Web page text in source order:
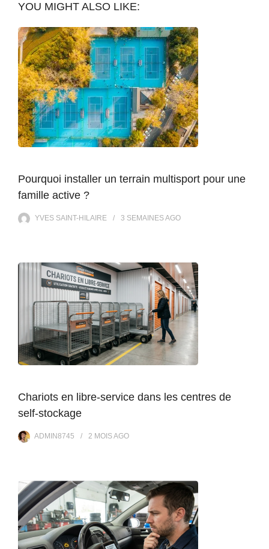
YOU MIGHT ALSO LIKE:
Pourquoi installer un terrain multisport pour une
famille active ?
YVES SAINT-HILAIRE 3 SEMAINESAGO
Chariots en libre-service dans les centres de
self-stockage
ADMIN8745 2 MOISAGO